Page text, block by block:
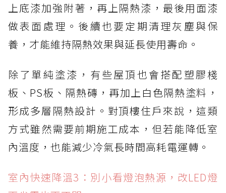
上底漆加強附著，再上隔熱漆，最後用面漆
做表面處理。後續也要定期清理灰塵與保
養，才能維持隔熱效果與延長使用壽命。
除了單純塗漆，有些屋頂也會搭配塑膠棧
板、PS板、隔熱磚，再加上白色隔熱塗料，
形成多層隔熱設計。對頂樓住戶來說，這類
方式雖然需要前期施工成本，但若能降低室
內溫度，也能減少冷氣長時間高耗電運轉。
室內快速降溫3：別小看燈泡熱源，改LED燈